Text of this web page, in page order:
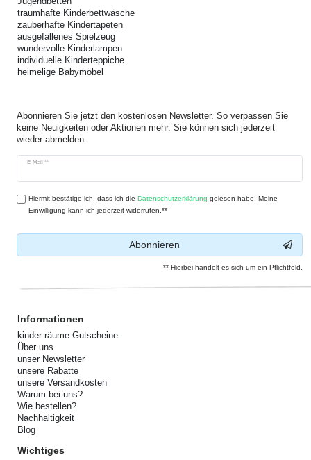
traumhafte Kinderbettwäsche
zauberhafte Kindertapeten
ausgefallenes Spielzeug
wundervolle Kinderlampen
individuelle Kinderteppiche
heimelige Babymöbel
Abonnieren Sie jetzt den kostenlosen Newsletter. So verpassen Sie
keine Neuigkeiten oder Aktionen mehr. Sie können sich jederzeit
wieder abmelden.
E-Mail **
Newsletter
Hiermit bestätige ich, dass ich die Daten­schutz­erklärung gelesen habe. Meine
Einwilligung kann ich jederzeit widerrufen.**
Abonnieren
** Hierbei handelt es sich um ein Pflichtfeld.
Informationen
kinder räume Gutscheine
Über uns
unser Newsletter
unsere Rabatte
unsere Versandkosten
Warum bei uns?
Wie bestellen?
Nachhaltigkeit
Blog
Wichtiges